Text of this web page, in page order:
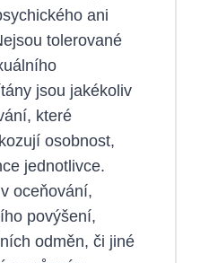
ani
tolerované
jsou jakékoliv
které
osobnost,
jednotlivce.
oceňování,
povýšení,
odměn, či jiné